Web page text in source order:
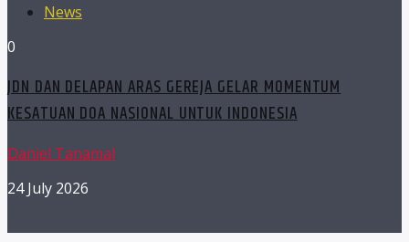
News
0
JDN DAN DELAPAN ARAS GEREJA GELAR MOMENTUM
KESATUAN DOA NASIONAL UNTUK INDONESIA
Daniel Tanamal
24 July 2026